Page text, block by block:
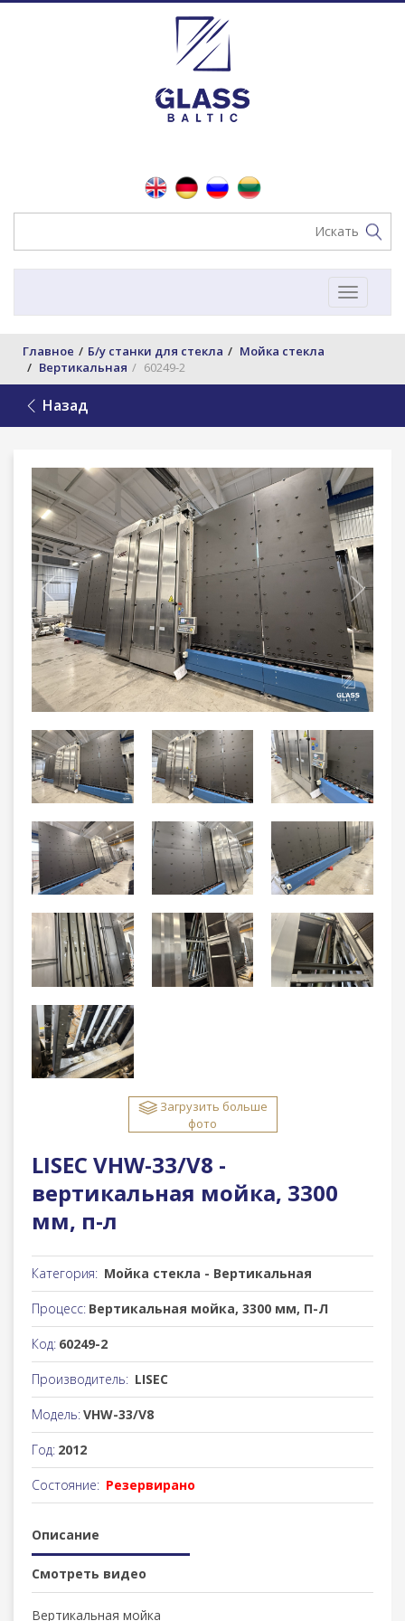
Toggle
Главное Б/у станки для стекла
Мойка стекла
Вертикальная
60249-2
Назад
Загрузить больше
фото
LISEC VHW-33/V8 -
вертикальная мойка, 3300
мм, п-л
Категория: Мойка стекла - Вертикальная
Процесс: Вертикальная мойка, 3300 мм, П-Л
Код: 60249-2
Производитель: LISEC
Модель:VHW-33/V8
Год: 2012
Состояние: Резервирано
Описание
Смотреть видео
Вертикальная мойка